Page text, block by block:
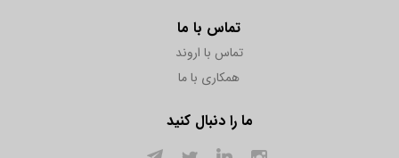
تماس با ما
تماس با اروند
همکاری با ما
ما را دنبال کنید